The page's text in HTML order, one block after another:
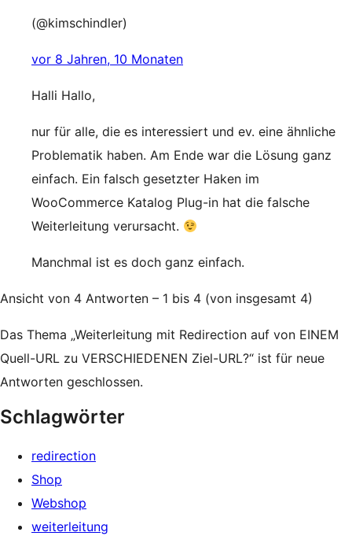
(@kimschindler)
vor 8 Jahren, 10 Monaten
Halli Hallo,
nur für alle, die es interessiert und ev. eine ähnliche
Problematik haben. Am Ende war die Lösung ganz
einfach. Ein falsch gesetzter Haken im
WooCommerce Katalog Plug-in hat die falsche
Weiterleitung verursacht.
Manchmal ist es doch ganz einfach.
Ansicht von 4 Antworten – 1 bis 4 (von insgesamt 4)
Das Thema „Weiterleitung mit Redirection auf von EINEM
Quell-URL zu VERSCHIEDENEN Ziel-URL?“ ist für neue
Antworten geschlossen.
Schlagwörter
redirection
Shop
Webshop
weiterleitung